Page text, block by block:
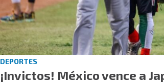
DEPORTES
¡Invictos! México vence a